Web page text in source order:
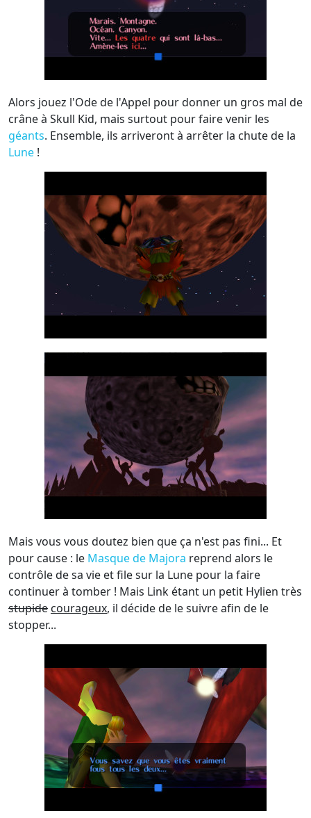
Alors jouez l'Ode de l'Appel pour donner un gros mal de
crâne à Skull Kid, mais surtout pour faire venir les
géants. Ensemble, ils arriveront à arrêter la chute de la
Lune !
Mais vous vous doutez bien que ça n'est pas fini... Et
pour cause : le Masque de Majora reprend alors le
contrôle de sa vie et file sur la Lune pour la faire
continuer à tomber ! Mais Link étant un petit Hylien très
stupide courageux, il décide de le suivre afin de le
stopper...